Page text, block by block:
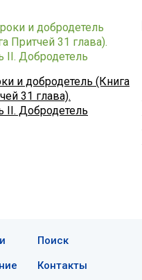
и добродетель (Книга
31 глава).
II. Добродетель
Поиск
Контакты